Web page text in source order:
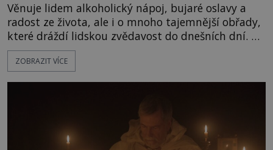
Věnuje lidem alkoholický nápoj, bujaré oslavy a
radost ze života, ale i o mnoho tajemnější obřady,
které dráždí lidskou zvědavost do dnešních dní. Co
doopravdy představuje bůh, jemuž Římané říkají
Bakchus? Mytologický příběh řeckého boha
ZOBRAZIT VÍCE